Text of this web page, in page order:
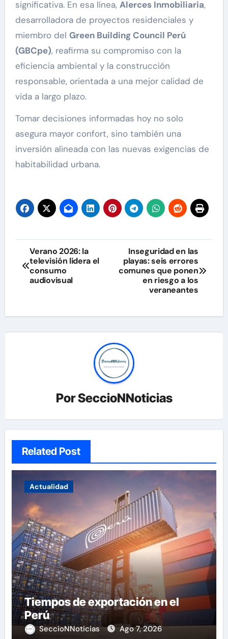
significativa. En esa línea, Alerces Inmobiliaria,
desarrolladora de proyectos residenciales y
miembro del Green Building Council Perú
(GBCpe), reafirma su compromiso con la
eficiencia ambiental y la construcción
responsable, orientada a una mejor calidad de
vida a largo plazo.
Tomar decisiones informadas hoy no solo
asegura mayor confort, sino también una
inversión alineada con las nuevas exigencias de
habitabilidad urbana.
Navegación
de
Verano 2026: la
televisión lidera el
consumo
audiovisual
Inseguridad en las
playas: seis errores
comunes que ponen
en riesgo a los
veraneantes
PorSeccioNNoticias
Related Post
Actualidad
Tiempos de exportación en el
Perú
SeccioNNoticias Ago 7, 2026